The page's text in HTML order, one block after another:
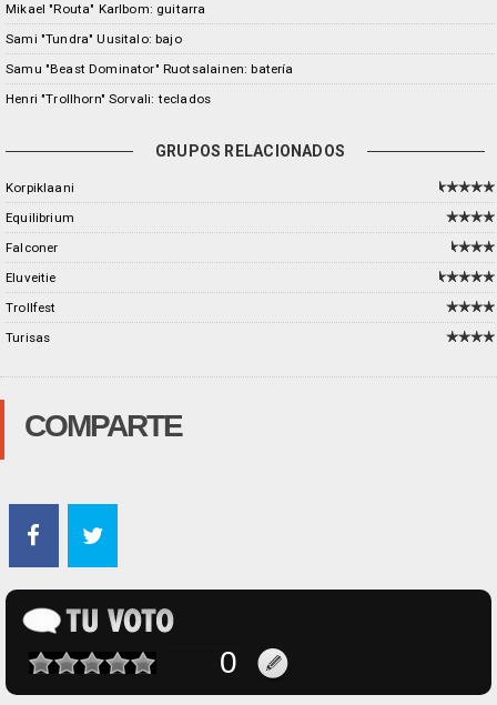
Mikael "Routa" Karlbom: guitarra
Sami "Tundra" Uusitalo: bajo
Samu "Beast Dominator" Ruotsalainen: batería
Henri "Trollhorn" Sorvali: teclados
GRUPOS RELACIONADOS
Korpiklaani
Equilibrium
Falconer
Eluveitie
Trollfest
Turisas
COMPARTE